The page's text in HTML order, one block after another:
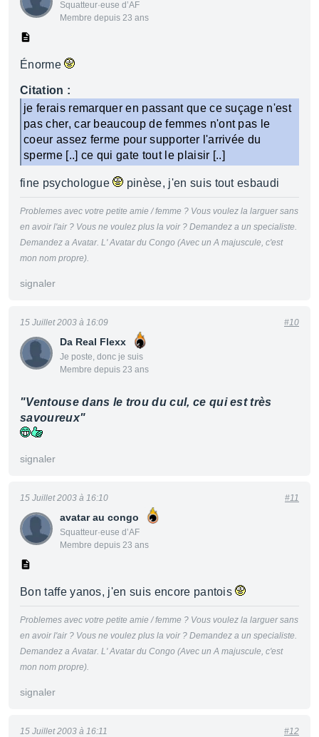
Squatteur·euse d’AF
Membre depuis 23 ans
Énorme
Citation :
je ferais remarquer en passant que ce suçage n'est
pas cher, car beaucoup de femmes n'ont pas le
coeur assez ferme pour supporter l'arrivée du
sperme [..] ce qui gate tout le plaisir [..]
fine psychologue pinèse, j'en suis tout esbaudi
Problemes avec votre petite amie / femme ? Vous voulez la larguer sans
en avoir l'air ? Vous ne voulez plus la voir ? Demandez a un specialiste.
Demandez a Avatar. L' Avatar du Congo (Avec un A majuscule, c'est
mon nom propre).
signaler
Da Real Flexx
Je poste, donc je suis
Membre depuis 23 ans
15 Juillet 2003 à 16:09 #10
"Ventouse dans le trou du cul, ce qui est très
savoureux"
signaler
avatar au congo
Squatteur·euse d’AF
Membre depuis 23 ans
15 Juillet 2003 à 16:10 #11
Bon taffe yanos, j'en suis encore pantois
Problemes avec votre petite amie / femme ? Vous voulez la larguer sans
en avoir l'air ? Vous ne voulez plus la voir ? Demandez a un specialiste.
Demandez a Avatar. L' Avatar du Congo (Avec un A majuscule, c'est
mon nom propre).
signaler
15 Juillet 2003 à 16:11 #12